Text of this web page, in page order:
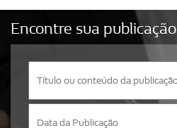
Encontre sua publicação